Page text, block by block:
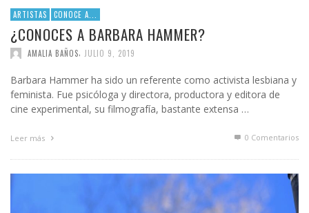
ARTISTAS CONOCE A...
¿CONOCES A BARBARA HAMMER?
AMALIA BAÑOS JULIO 9, 2019
Barbara Hammer ha sido un referente como activista lesbiana y
feminista. Fue psicóloga y directora, productora y editora de
cine experimental, su filmografía, bastante extensa …
Leer más 0 Comentarios